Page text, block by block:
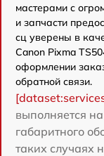
мастерами с
и запчасти
сц уверены в
Canon Pixma
оформлении
обратной связи.
выполняется
габаритного
таких случаях